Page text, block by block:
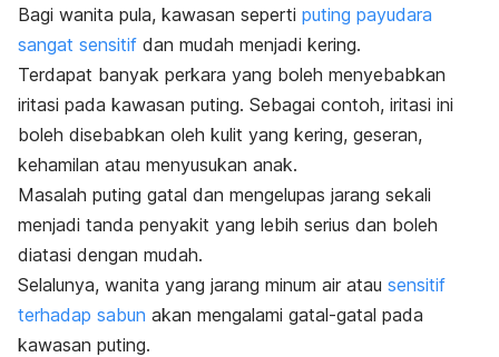
Bagi wanita pula, kawasan seperti puting payudara
sangat sensitif dan mudah menjadi kering.
Terdapat banyak perkara yang boleh menyebabkan
iritasi pada kawasan puting. Sebagai contoh, iritasi ini
boleh disebabkan oleh kulit yang kering, geseran,
kehamilan atau menyusukan anak.
Masalah puting gatal dan mengelupas jarang sekali
menjadi tanda penyakit yang lebih serius dan boleh
diatasi dengan mudah.
Selalunya, wanita yang jarang minum air atau sensitif
terhadap sabun akan mengalami gatal-gatal pada
kawasan puting.